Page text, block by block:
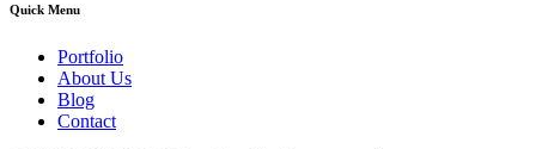
Quick Menu
Portfolio
About Us
Blog
Contact